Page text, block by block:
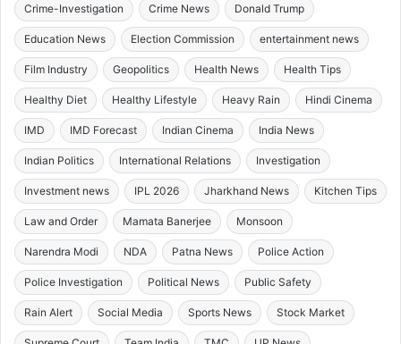
Crime-Investigation Crime News Donald Trump
Education News Election Commission entertainment news
Film Industry Geopolitics Health News Health Tips
Healthy Diet Healthy Lifestyle Heavy Rain Hindi Cinema
IMD IMD Forecast Indian Cinema India News
Indian Politics International Relations Investigation
Investment news IPL 2026 Jharkhand News Kitchen Tips
Law and Order Mamata Banerjee Monsoon
Narendra Modi NDA Patna News Police Action
Police Investigation Political News Public Safety
Rain Alert Social Media Sports News Stock Market